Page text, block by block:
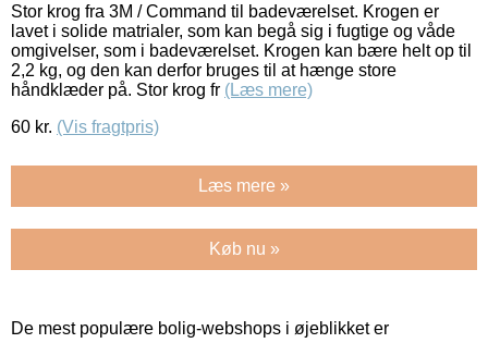
Stor krog fra 3M / Command til badeværelset. Krogen er
lavet i solide matrialer, som kan begå sig i fugtige og våde
omgivelser, som i badeværelset. Krogen kan bære helt op til
2,2 kg, og den kan derfor bruges til at hænge store
håndklæder på. Stor krog fr (Læs mere)
60 kr. (Vis fragtpris)
Læs mere »
Køb nu »
De mest populære bolig-webshops i øjeblikket er